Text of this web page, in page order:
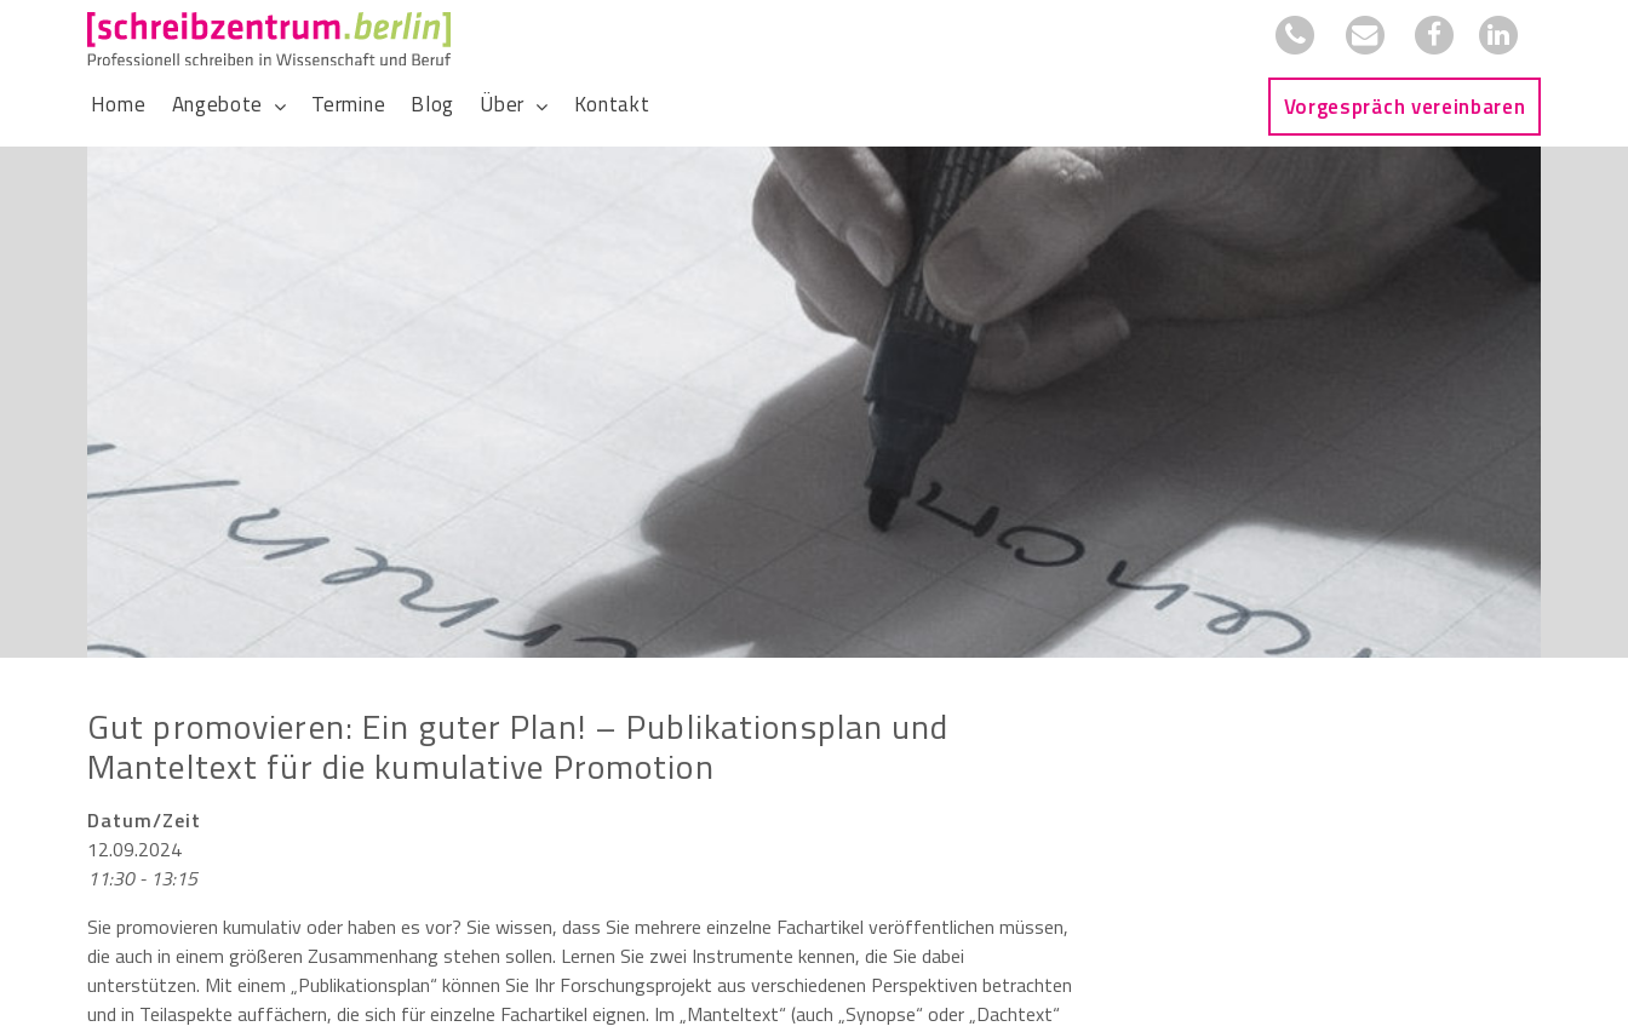
Home Angebote Termine Blog Über Kontakt Vorgespräch vereinbaren
Gut promovieren: Ein guter Plan! – Publikationsplan und
Manteltext für die kumulative Promotion
Datum/Zeit
12.09.2024
11:30 - 13:15
Sie promovieren kumulativ oder haben es vor? Sie wissen, dass Sie mehrere einzelne Fachartikel veröffentlichen müssen,
die auch in einem größeren Zusammenhang stehen sollen. Lernen Sie zwei Instrumente kennen, die Sie dabei
unterstützen. Mit einem „Publikationsplan“ können Sie Ihr Forschungsprojekt aus verschiedenen Perspektiven betrachten
und in Teilaspekte auffächern, die sich für einzelne Fachartikel eignen. Im „Manteltext“ (auch „Synopse“ oder „Dachtext“